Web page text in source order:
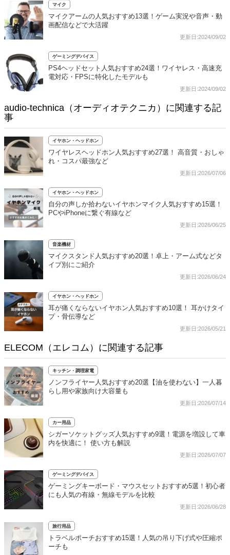
マイク
マイクアームの人気おすすめ13選！ゲーム実況や音声・動
画配信などで大活躍
更新日:2024/09/02
ゲーミングデバイス
PS4ヘッドセット人気おすすめ24選！ワイヤレス・高速充
電対応・FPSに特化したモデルも
更新日:2024/09/02
audio-technica（オーディオテクニカ）に関連する記
事
イヤホン・ヘッドホン
ワイヤレスヘッドホン人気おすすめ27選！ 高音質・おしゃ
れ・コスパ最強など
更新日:2026/07/06
イヤホン・ヘッドホン
自分の声しか拾わないイヤホンマイク人気おすすめ15選！
PCやiPhoneに繋ぐ有線など
更新日:2026/06/25
音楽機材
マイクスタンド人気おすすめ20選！卓上・アーム式などタ
イプ別にご紹介
更新日:2026/06/24
イヤホン・ヘッドホン
耳が痛くならないイヤホン人気おすすめ10選！ 耳かけタイ
プ・骨伝導など
更新日:2026/05/21
ELECOM（エレコム）に関連する記事
キッチン・調理家電
ノンフライヤー人気おすすめ20選【油を使わない】一人暮
らし用や家族向け大容量も
更新日:2026/07/14
カー用品
シガーソケットグッズ人気おすすめ9選！電源を増設して車
内を快適に！ 使い方も解説
更新日:2026/07/07
ゲーミングデバイス
ゲーミングキーボード・マウスセットおすすめ5選！初心者
にも人気の有線・無線モデルを比較
更新日:2026/06/28
旅行用品
トラベルポーチおすすめ15選！人気の吊り下げ式や圧縮ポ
ーチも